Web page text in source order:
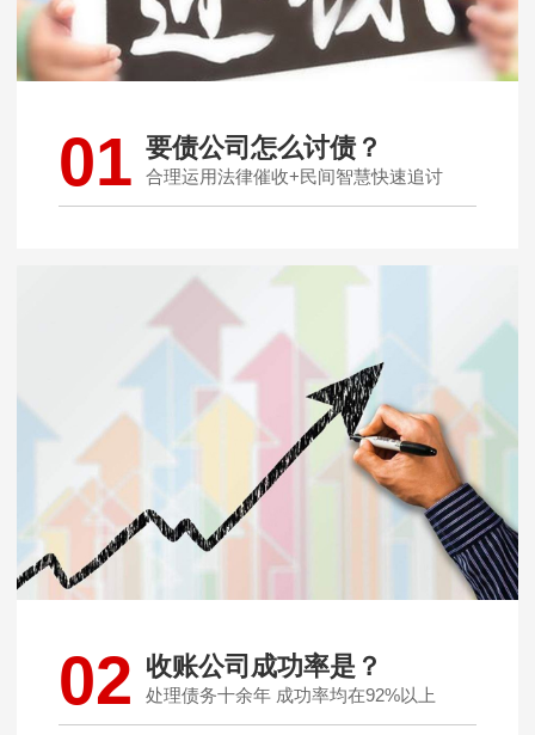
01 要债公司怎么讨债？
合理运用法律催收+民间智慧快速追讨
02 收账公司成功率是？
处理债务十余年 成功率均在92%以上